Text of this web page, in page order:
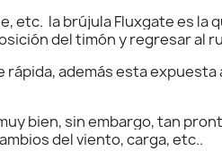
la brújula Fluxgate es la
del timón y regresar al
además esta expuesta
bien, sin embargo, tan
del viento, carga, etc..